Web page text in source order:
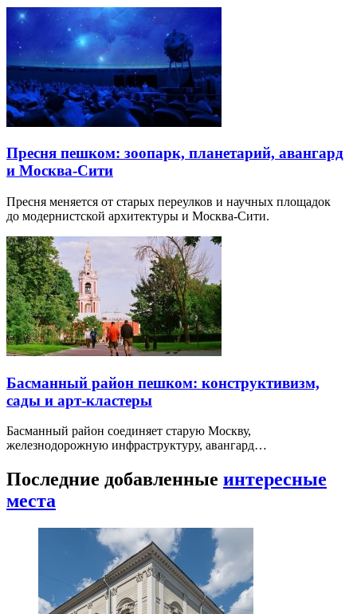
Пресня пешком: зоопарк, планетарий, авангард
и Москва-Сити
Пресня меняется от старых переулков и научных площадок
до модернистской архитектуры и Москва-Сити.
Басманный район пешком: конструктивизм,
сады и арт-кластеры
Басманный район соединяет старую Москву,
железнодорожную инфраструктуру, авангард…
Последние добавленные интересные
места